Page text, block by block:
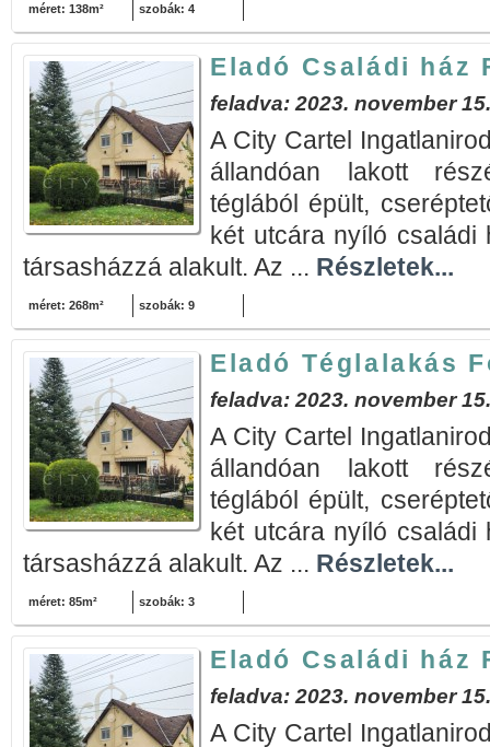
méret: 138m² szobák: 4
Eladó Családi ház
feladva: 2023. november 15.
A City Cartel
állandóan lakott
téglából épült,
két utcára nyíló családi
társasházzá alakult. Az ... Részletek...
méret: 268m² szobák: 9
Eladó Téglalakás
feladva: 2023. november 15.
A City Cartel
állandóan lakott
téglából épült,
két utcára nyíló családi
társasházzá alakult. Az ... Részletek...
méret: 85m² szobák: 3
Eladó Családi ház
feladva: 2023. november 15.
A City Cartel